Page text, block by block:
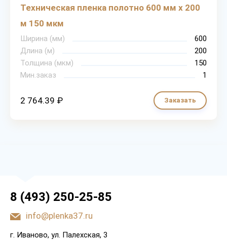
Техническая пленка полотно 600 мм х 200
м 150 мкм
Ширина (мм)
600
Длина (м)
200
Толщина (мкм)
150
Мин.заказ
1
2 764.39 ₽ Заказать
8 (493) 250-25-85
info@plenka37.ru
г. Иваново, ул. Палехская, 3